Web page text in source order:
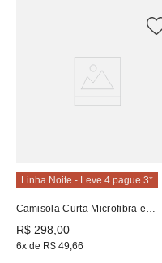
Linha Noite - Leve 4 pague 3*
Camisola Curta Microfibra e
R$ 298 00
6x de R$ 49,66